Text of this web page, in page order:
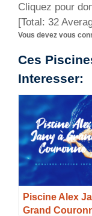
Cliquez pour
[Total: 32
Vous devez vous
Ces
Interesser:
Piscine Alex
Grand